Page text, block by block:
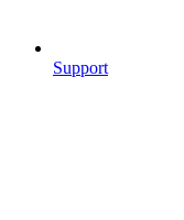
Support